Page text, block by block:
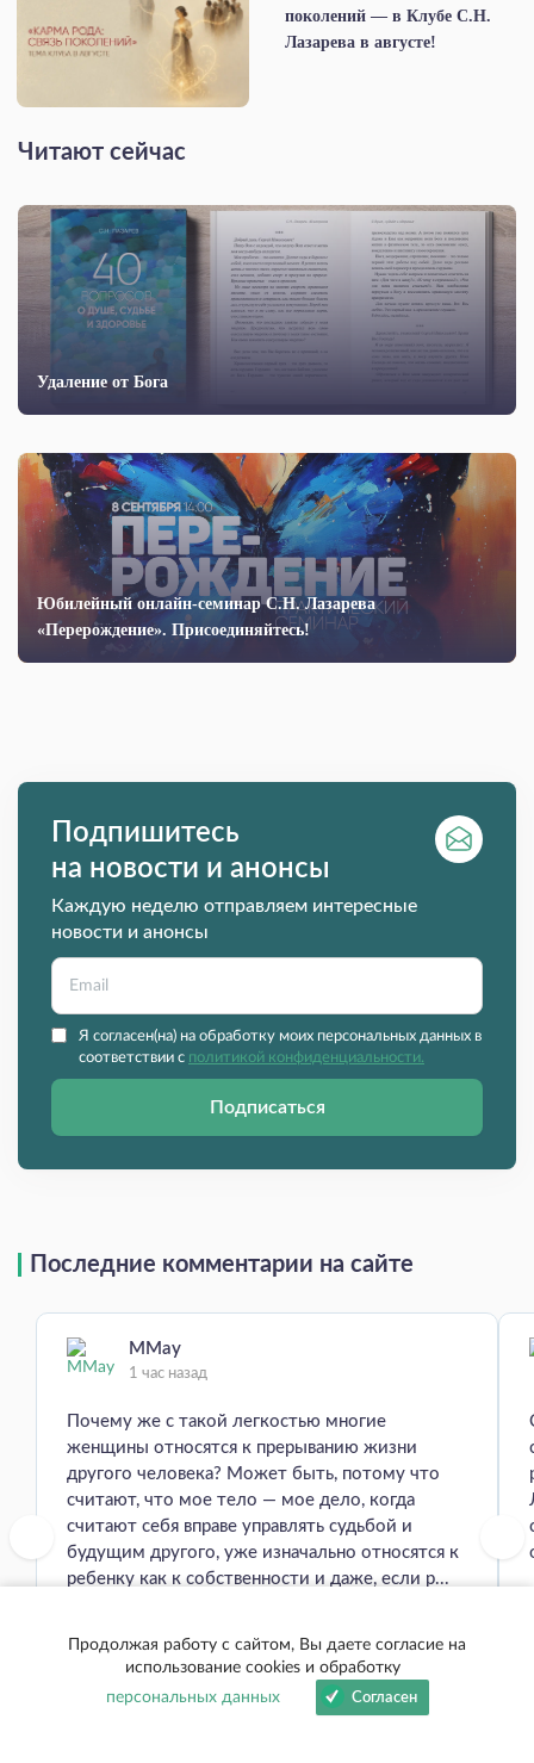
поколений — в Клубе С.Н.
Лазарева в августе!
Читают сейчас
Удаление от Бога
Юбилейный онлайн-семинар С.Н. Лазарева
«Перерождение». Присоединяйтесь!
Подпишитесь
на новости и анонсы
Каждую неделю отправляем интересные
новости и анонсы
Я согласен(на) на обработку моих персональных данных в
соответствии с политикой конфиденциальности.
Подписаться
Последние комментарии на сайте
MMay
1 час назад
Почему же с такой легкостью многие
женщины относятся к прерыванию жизни
другого человека? Может быть, потому что
считают, что мое тело — мое дело, когда
считают себя вправе управлять судьбой и
будущим другого, уже изначально относятся к
ребенку как к собственности и даже, если р...
Внутри наступила пустота
Продолжая работу с сайтом, Вы даете согласие на
использование cookies и обработку
персональных данных
Согласен